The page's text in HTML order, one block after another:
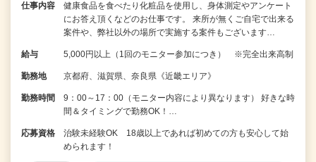
仕事内容
健康食品を食べたり化粧品を使用し、身体測定やアンケート
にお答え頂くなどのお仕事です。 来所が無くご自宅で出来る
案件や、弊社以外の場所で実施する案件もございます…
給与 5,000円以上（1回のモニター参加につき） ※完全出来高制
勤務地 京都府、滋賀県、奈良県《近畿エリア》
勤務時間
9：00～17：00（モニター内容により異なります） 好きな時
間＆タイミングで勤務OK！…
応募資格
治験未経験OK 18歳以上であれば初めての方も安心して始
められます！